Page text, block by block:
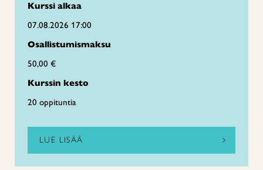
Kurssi alkaa
07.08.2026 17:00
Osallistumismaksu
50,00 €
Kurssin kesto
20 oppituntia
LUE LISÄÄ